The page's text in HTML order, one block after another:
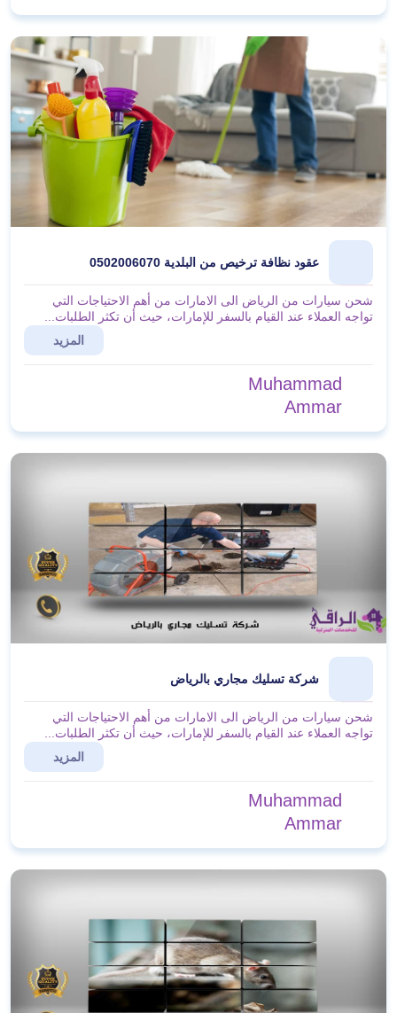
عقود نظافة ترخيص من البلدية 0502006070
شحن سيارات من الرياض الى الامارات من أهم الاحتياجات التي
تواجه العملاء عند القيام بالسفر للإمارات، حيث أن تكثر الطلبات...
المزيد
Muhammad
Ammar
شركة تسليك مجاري بالرياض
شحن سيارات من الرياض الى الامارات من أهم الاحتياجات التي
تواجه العملاء عند القيام بالسفر للإمارات، حيث أن تكثر الطلبات...
المزيد
Muhammad
Ammar